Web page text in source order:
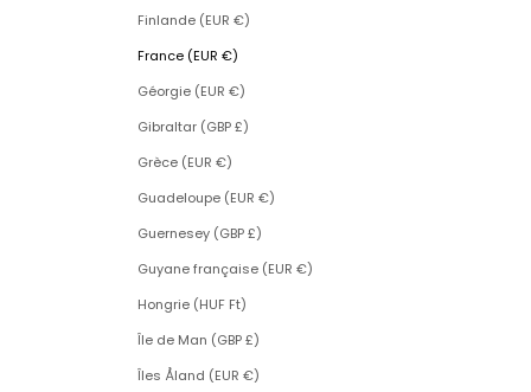
Finlande (EUR €)
France (EUR €)
Géorgie (EUR €)
Gibraltar (GBP £)
Grèce (EUR €)
Guadeloupe (EUR €)
Guernesey (GBP £)
Guyane française (EUR €)
Hongrie (HUF Ft)
Île de Man (GBP £)
Îles Åland (EUR €)